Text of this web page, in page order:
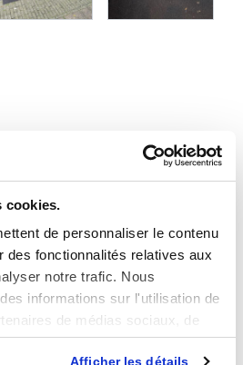
cookies.
de personnaliser le contenu
des fonctionnalités relatives aux
notre trafic. Nous
informations sur l'utilisation de
de médias sociaux, de
peuvent combiner celles-ci
Afficher les détails